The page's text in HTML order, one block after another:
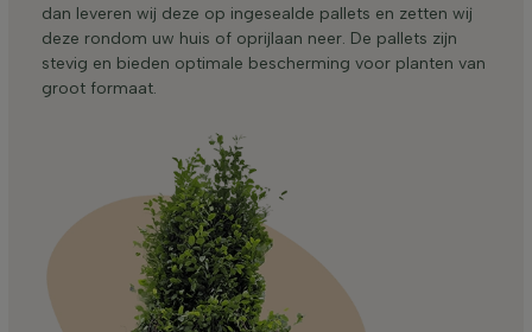
dan leveren wij deze op ingesealde pallets en zetten wij
deze rondom uw huis of oprijlaan neer. De pallets zijn
stevig en bieden optimale bescherming voor planten van
groot formaat.